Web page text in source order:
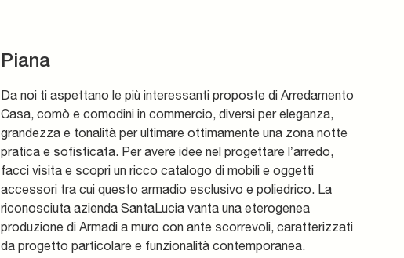
Piana
Da noi ti aspettano le più interessanti proposte di Arredamento
Casa, comò e comodini in commercio, diversi per eleganza,
grandezza e tonalità per ultimare ottimamente una zona notte
pratica e sofisticata. Per avere idee nel progettare l’arredo,
facci visita e scopri un ricco catalogo di mobili e oggetti
accessori tra cui questo armadio esclusivo e poliedrico. La
riconosciuta azienda SantaLucia vanta una eterogenea
produzione di Armadi a muro con ante scorrevoli, caratterizzati
da progetto particolare e funzionalità contemporanea.